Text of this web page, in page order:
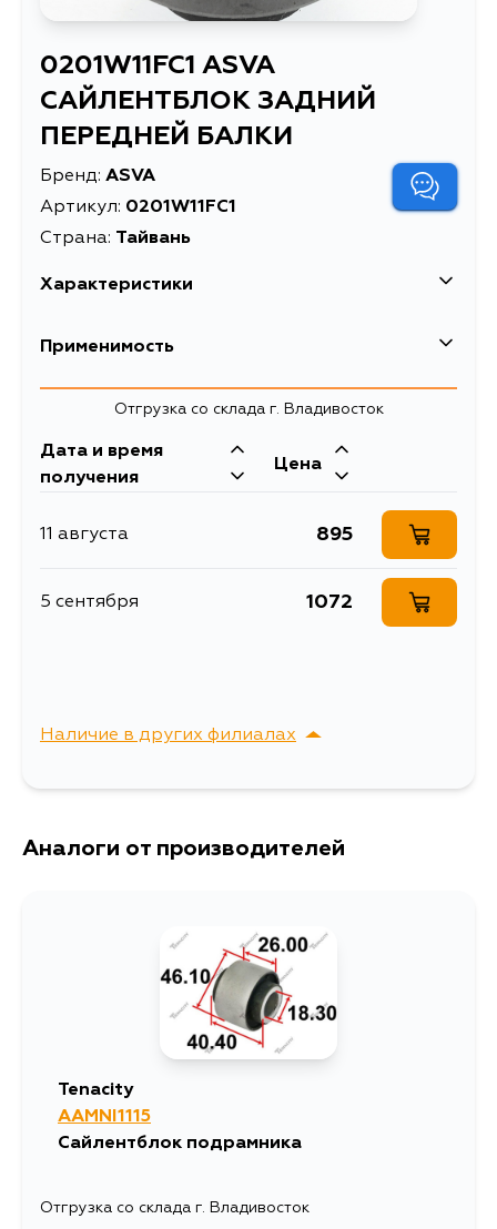
0201W11FC1 ASVA
САЙЛЕНТБЛОК ЗАДНИЙ
ПЕРЕДНЕЙ БАЛКИ
Бренд: ASVA
Артикул: 0201W11FC1
Страна: Тайвань
Характеристики
Высота упаковки, мм
0.17
Объем упаковки, л
ПЕРЕДНЕЙ БАЛКИ
Применимость
Nissan
Кузов Двигатель
W11, VW11
Отгрузка со склада г. Владивосток
Дата и время
получения
Цена
11 августа 895
5 сентября 1072
Наличие в других филиалах
г. Владивосток,
Аналоги от производителей
Tenacity
AAMNI1115
Сайлентблок подрамника
Отгрузка со склада г. Владивосток